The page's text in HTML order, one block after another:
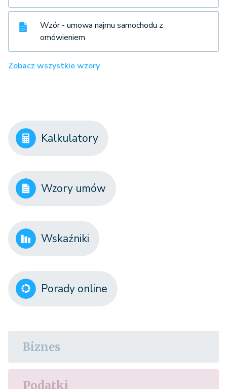
Wzór - umowa najmu samochodu z
omówieniem
Zobacz wszystkie wzory
Kalkulatory
Wzory umów
Wskaźniki
Porady online
Biznes
Podatki